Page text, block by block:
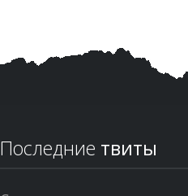
Последние твиты